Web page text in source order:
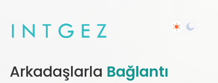
Arkadaşlarla Bağlantı